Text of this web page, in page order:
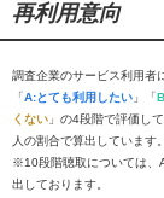
再利用意向
調査企業のサービス利用者
「A:とても利用したい 」「
くない 」の4段階で評価し
人の割合で算出しています。
※10段階聴取については、
出しております。